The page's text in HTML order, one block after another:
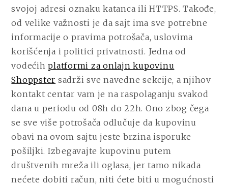
svojoj adresi oznaku katanca ili HTTPS. Takođe,
od velike važnosti je da sajt ima sve potrebne
informacije o pravima potrošača, uslovima
korišćenja i politici privatnosti. Jedna od
vodećihplatformi za onlajn kupovinu
Shoppster sadrži sve navedne sekcije, a njihov
kontakt centar vam je na raspolaganju svakod
dana u periodu od 08h do 22h. Ono zbog čega
se sve više potrošača odlučuje da kupovinu
obavi na ovom sajtu jeste brzina isporuke
pošiljki. Izbegavajte kupovinu putem
društvenih mreža ili oglasa, jer tamo nikada
nećete dobiti račun, niti ćete biti u mogućnosti